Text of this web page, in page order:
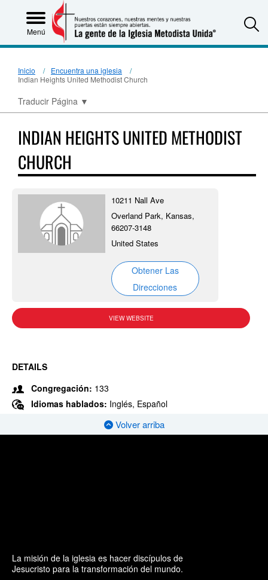
Menú
Inicio
Encuentra una iglesia
Indian Heights United Methodist Church
Traducir Página ▼
INDIAN HEIGHTS UNITED METHODIST
CHURCH
10211 Nall Ave
Overland Park, Kansas,
66207-3148
United States
Obtener Las
Direcciones
VIEW WEBSITE
DETAILS
Congregación: 133
Idiomas hablados: Inglés, Español
Volver arriba
La misión de la iglesia es hacer discípulos de
Jesucristo para la transformación del mundo.